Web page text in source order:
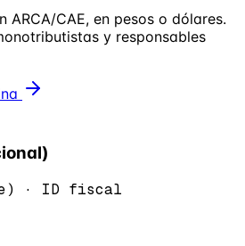
ARCA/CAE, en pesos o dólares.
y responsables
) · ID fiscal